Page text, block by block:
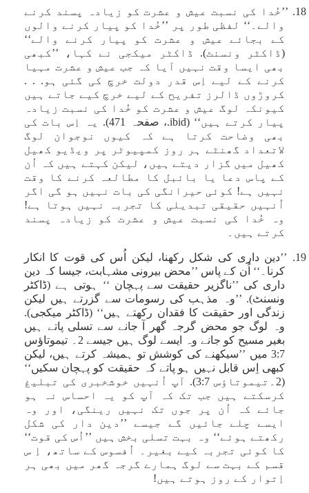
18. ’’خُدا کی نسبت عیش و عشرت کو زیادہ پسند کرنے
والے۔‘‘ لفظی طور پر ’’خُدا کو پیار کرنے والوں
کے بجائے عیش و عشرت کو پیار کرنے والے‘‘
(ڈاکٹر ونسنٹ). ڈاکٹر میکجی نے کہا، ’’کبھی
بھی ایسا وقت نہیں آیا کہ جب عیش و عشرت مہیا
کرنے کے لیے اِس قدر دولت خرچ کی گئی ہو. . .
کروڑوں ڈالرز تفریح کے لیے خرچ کیے جاتے ہیں
کیونکہ لوگ عیش و عشرت کو خُدا کی نسبت زیادہ
پیار کرتے ہیں‘‘ (ibid.، صفحہ 471). یہ اِس بات کی
بھی وضاحت کرتا ہے کہ کیوں نوجوان لوگ
لاتعداد گھنٹے ہر روز کمپیوٹر پر ویڈیو کھیل
کھیل میں گزار دیتے ہیں، لیکن کہتے ہیں کہ اُن
کے پاس دعا یا بائبل کا مطالعہ کرنے کا وقت
نہیں ہے! کوئی حیرانگی کی بات نہیں ہو گی اگر
اُنہیں حقیقی تبدیلی کا تجربہ نہیں ہوتا ہے!
وہ خُدا کی نسبت عیش و عشرت کو زیادہ پسند
کرتے ہیں۔
19. ’’دین داری کی شکل رکھنا، لیکن اُس کی قوت کا انکار
کرنا۔‘‘ اُن کے پاس ’’محض بیرونی مشہابت، جیسا کہ دین
داری کی ’’ناگزیر حقیقت سے پہچان ‘‘ ہوتی ہے (ڈاکٹر
ونسنٹ). ’’وہ مذہب کی رسومات سے گزرتے ہیں لیکن
زندگی اور حقیقت کا فقدان رکھتے ہیں‘‘ (ڈاکٹر میکجی).
وہ لوگ جو محض گرجہ گھر آ جانے سے تسلی پاتے ہیں
بغیر مسیح کو جانے وہ ایسے لوگ ہیں جیسے 2۔ تیموتاؤس
3:7 میں ’’سیکھنے کی کوشش تو ہمیشہ کرتے ہیں، لیکن
کبھی اِس قابل نہیں ہو پاتے کہ حقیقت کو پہچان سکیں‘‘
(2۔تیموتاؤس 3:7). آپ اُنہیں خوشخبری کی تبلیغ
کرسکتے ہیں جب تک کہ آپ کو یہ احساس نہ ہو
جائے کہ اُن پر جوں تک نہیں رینگی، اور وہ
ایسے چلے جائیں گے جیسے ’’دین دار کی شکل
رکھتے ہوئے‘‘ وہ بہت تسلی بخش ہیں ’’اُس کی قوت‘‘
کا کوئی تجربہ کیے بغیر۔ اُفسوس کے ساتھ، اِ س
قسم کے بہت سے لوگ ہمارے گرجہ گھر میں بھی ہر
اِتوار کے روز ہوتے ہیں!